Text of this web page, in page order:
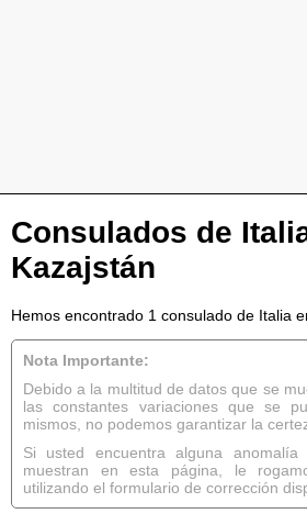
Consulados de
Kazajstán
Hemos encontrado 1 consulado de Italia
Nota Importante:
Debido a la multitud de datos que se
las constantes variaciones que se
mismos, no podemos garantizar la
Si usted encuentra alguna
muestran en esta página, le
utilizando el formulario de corrección